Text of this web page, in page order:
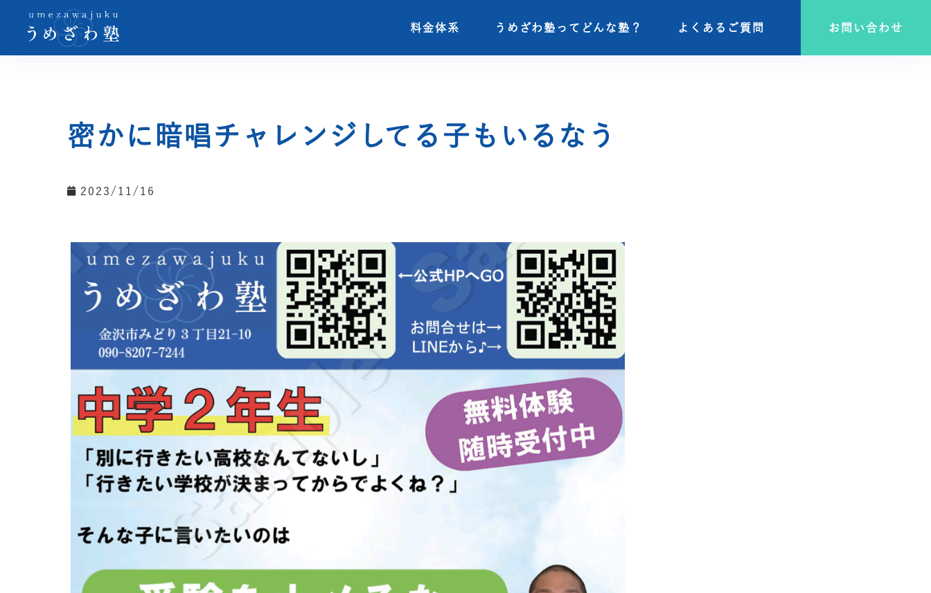
料金体系 うめざわ塾ってどんな塾？ よくあるご質問 お問い合わせ
料金体系 うめざわ塾ってどんな塾？ よくあるご質問 お問い合わせ
密かに暗唱チャレンジしてる子もいるなう
2023/11/16